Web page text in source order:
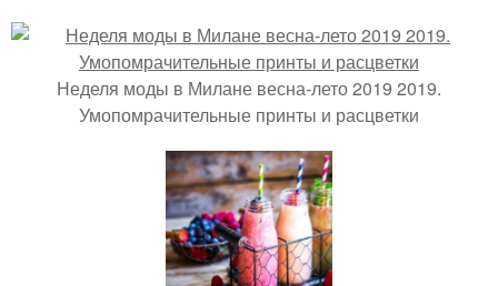
Неделя моды в Милане весна-лето 2019 2019.
Умопомрачительные принты и расцветки